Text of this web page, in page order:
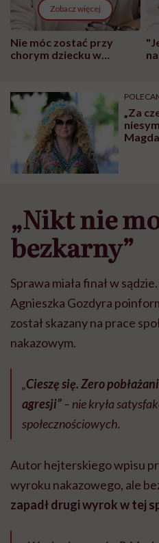
Zobacz więcej
Nie móc zostać przy
chorym dziecku w
może chyba tylko
głupota i brak
wyobraźni"
„Za
„Nikt nie
bezkarny”
Sprawa miała finał w
Agnieszka Gozdyra
został skazany na prace
nakazowym.
„Cieszę się. Zero
agresji”– nie kryła
społecznościowych.
Autor hejterskiego wpisu
wyroku nakazowego, ale
zapadł drugi wyrok w tej